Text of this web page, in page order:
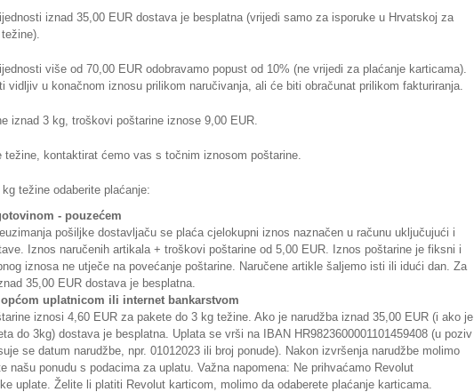
iznad 35,00 EUR dostava je besplatna (vrijedi samo za isporuke u Hrvatskoj za
više od 70,00 EUR odobravamo popust od 10% (ne vrijedi za plaćanje karticama).
vidljiv u konačnom iznosu prilikom naručivanja, ali će biti obračunat prilikom fakturiranja.
iznad 3 kg, troškovi poštarine iznose 9,00 EUR.
težine, kontaktirat ćemo vas s točnim iznosom poštarine.
težine odaberite plaćanje:
- pouzećem
pošiljke dostavljaču se plaća cjelokupni iznos naznačen u računu uključujući i
Iznos naručenih artikala + troškovi poštarine od 5,00 EUR. Iznos poštarine je fiksni i
iznosa ne utječe na povećanje poštarine. Naručene artikle šaljemo isti ili idući dan. Za
35,00 EUR dostava je besplatna.
uplatnicom ili internet bankarstvom
iznosi 4,60 EUR za pakete do 3 kg težine. Ako je narudžba iznad 35,00 EUR (i ako je
do 3kg) dostava je besplatna. Uplata se vrši na IBAN HR9823600001101459408 (u poziv
se datum narudžbe, npr. 01012023 ili broj ponude). Nakon izvršenja narudžbe molimo
našu ponudu s podacima za uplatu. Važna napomena: Ne prihvaćamo Revolut
uplate. Želite li platiti Revolut karticom, molimo da odaberete plaćanje karticama.